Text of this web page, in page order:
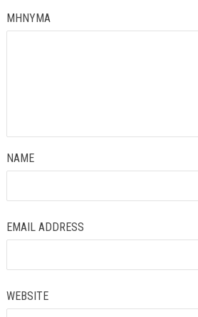
ΜΗΝΥΜΑ
NAME
EMAIL ADDRESS
WEBSITE